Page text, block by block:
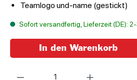
Teamlogo und-name (gestickt)
Sofort versandfertig, Lieferzeit (DE):
In den Warenkorb